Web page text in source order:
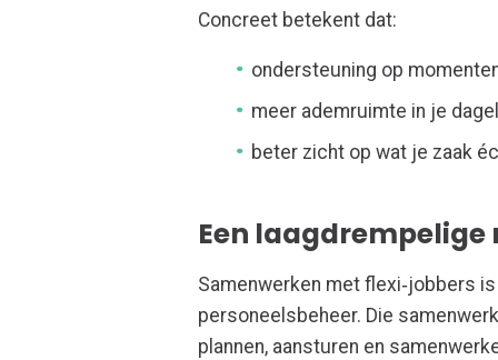
Concreet betekent dat:
ondersteuning op
meer ademruimte in je
beter zicht op wat je zaak
Een
Samenwerken met flexi‑jobbers
personeelsbeheer. Die
plannen, aansturen en